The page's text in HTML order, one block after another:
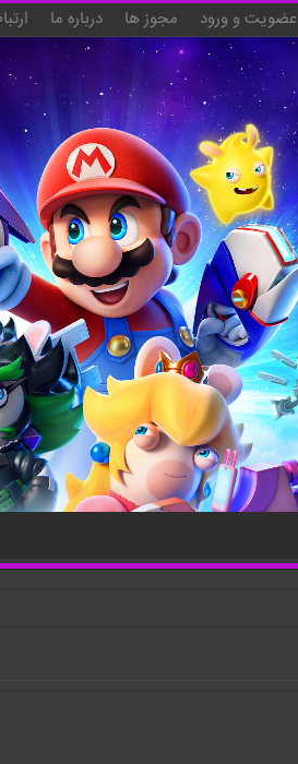
عضویت و ورود مجوز ها درباره ما